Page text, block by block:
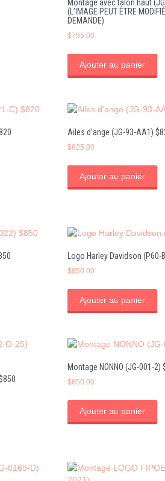
Montage avec talon haut
(L’IMAGE PEUT ÊTRE
DEMANDE)
$795.00
Ajouter au panier
Ailes d’ange (JG-93-AA1)
$825.00
Ajouter au panier
Logo Harley Davidson (P60-
$850.00
Ajouter au panier
Montage NONNO (JG-001-2)
$850.00
Ajouter au panier